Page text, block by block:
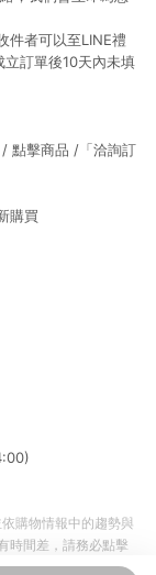
件者可以至LINE禮
訂單後10天內未填
點擊商品 /「洽詢訂
購買
購物情報中的趨勢與
時間差，請務必點擊
訊以合作廠商網頁為